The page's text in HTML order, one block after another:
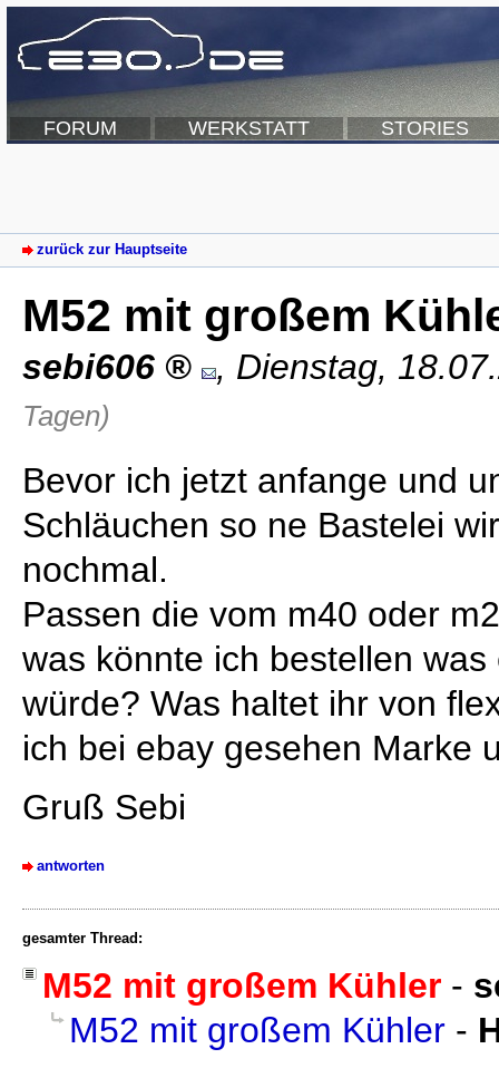
FORUM WERKSTATT STORIES
zurück zur Hauptseite
M52 mit großem
sebi606 , Dienstag,
Tagen)
Bevor ich jetzt anfange und
Schläuchen so ne Bastelei
nochmal.
Passen die vom m40 oder
was könnte ich bestellen
würde? Was haltet ihr von
ich bei ebay gesehen Marke
Gruß Sebi
antworten
gesamter Thread:
M52 mit großem Kühler -
M52 mit großem Kühler -